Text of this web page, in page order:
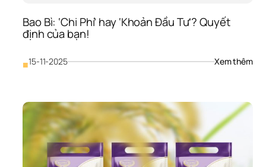
Bao Bì: ‘Chi Phí’ hay ‘Khoản Đầu Tư’? Quyết
định của bạn!
■15-11-2025 Xem thêm: